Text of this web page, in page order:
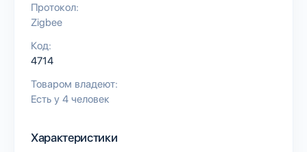
Протокол:
Zigbee
Код:
4714
Товаром владеют:
Есть у 4 человек
Характеристики